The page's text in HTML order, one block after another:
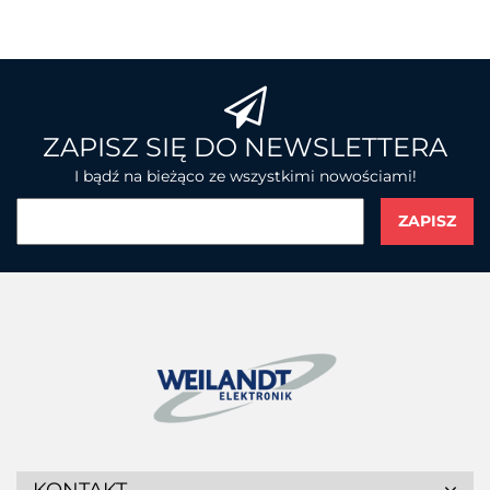
BROTHER
ZAPISZ SIĘ DO NEWSLETTERA
I bądź na bieżąco ze wszystkimi nowościami!